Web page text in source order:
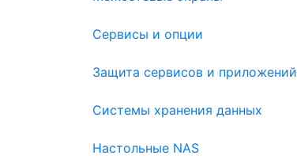
Сервисы и опции
Защита сервисов и приложений
Системы хранения данных
Настольные NAS